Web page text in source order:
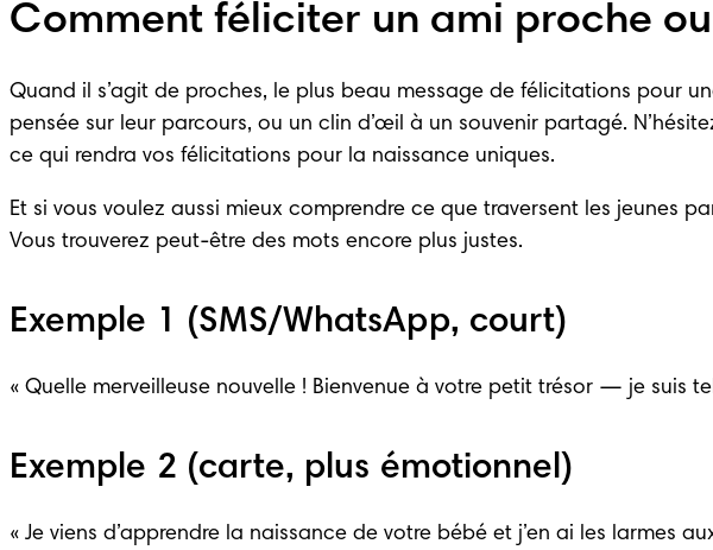
Comment féliciter un ami proche
Quand il s’agit de proches, le plus beau message de félicitations pour
pensée sur leur parcours, ou un clin d’œil à un souvenir partagé.
ce qui rendra vos félicitations pour la naissance uniques.
Et si vous voulez aussi mieux comprendre ce que traversent les jeunes
Vous trouverez peut-être des mots encore plus justes.
Exemple 1 (SMS/WhatsApp, court)
« Quelle merveilleuse nouvelle ! Bienvenue à votre petit trésor — je suis
Exemple 2 (carte, plus émotionnel)
« Je viens d’apprendre la naissance de votre bébé et j’en ai les larmes